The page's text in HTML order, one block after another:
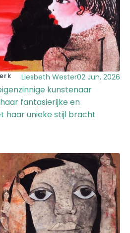
Liesbeth Wester02 Jun, 2026
kunstenaar
fantasierijke en
haar unieke stijl bracht